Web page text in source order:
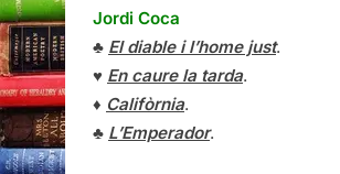
Jordi Coca
♣ El diable i l’home just.
♥ En caure la tarda.
♦ Califòrnia.
♣ L’Emperador.